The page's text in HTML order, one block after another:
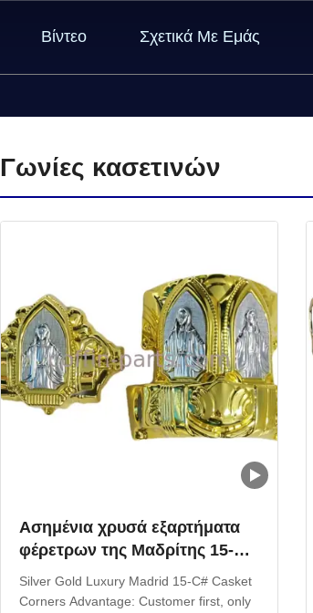
Βίντεο Σχετικά Με Εμάς
Γωνίες κασετινών
Ασημένια χρυσά εξαρτήματα
φέρετρων της Μαδρίτης 15-C#
πολυτέλειας
Silver Gold Luxury Madrid 15-C# Casket
Corners Advantage: Customer first, only